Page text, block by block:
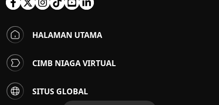
HALAMAN UTAMA
CIMB NIAGA VIRTUAL
SITUS GLOBAL